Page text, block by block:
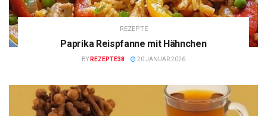
REZEPTE
Paprika Reispfanne mit Hähnchen
BY REZEPTE38 20 JANUAR 2026